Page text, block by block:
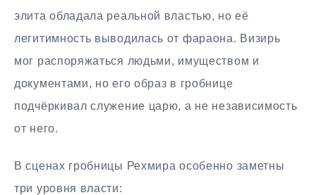
элита обладала реальной властью, но её
легитимность выводилась от фараона. Визирь
мог распоряжаться людьми, имуществом и
документами, но его образ в гробнице
подчёркивал служение царю, а не независимость
от него.
В сценах гробницы Рехмира особенно заметны
три уровня власти: